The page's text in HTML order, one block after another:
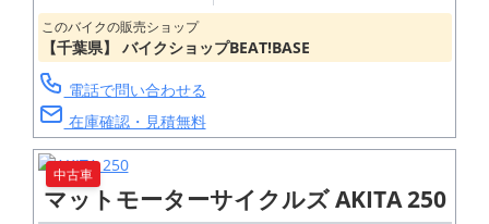
このバイクの販売ショップ
【千葉県】 バイクショップBEAT!BASE
電話で問い合わせる
在庫確認・見積無料
中古車
マットモーターサイクルズ AKITA 250